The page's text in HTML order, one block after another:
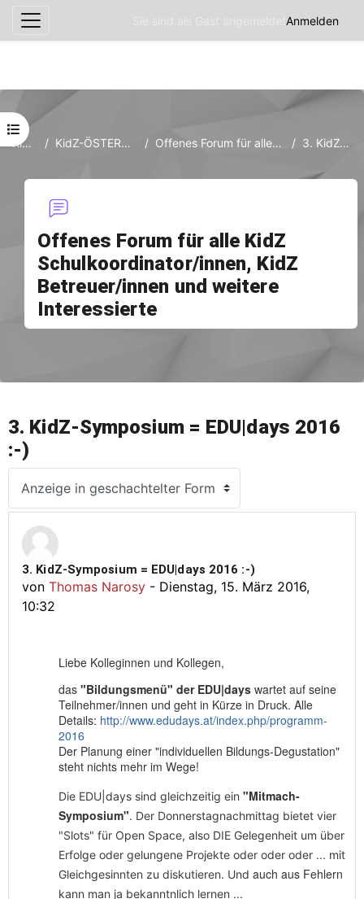
Anmelden
KidZ-ÖSTERREICH KidZ-ÖSTERREICH: Information, Kommunikation und Vernetzung Offenes Forum für alle KidZ Schulkoordinator/innen, KidZ Betreuer/innen und weitere Interessierte 3. KidZ-Symposium = EDU|days 2016 :-)
Offenes Forum für alle KidZ
Schulkoordinator/innen, KidZ
Betreuer/innen und weitere
Interessierte
Kursindex öffnen
3. KidZ-Symposium = EDU|days 2016
:-)
3. KidZ-Symposium = EDU|days 2016 :-)
von Thomas Narosy - Dienstag, 15. März 2016,
10:32
Anzahl Antworten: 0
Liebe Kolleginnen und Kollegen,
das "Bildungsmenü" der EDU|days wartet auf seine
Teilnehmer/innen und geht in Kürze in Druck. Alle
Details: http://www.edudays.at/index.php/programm-
2016
Der Planung einer "individuellen Bildungs-Degustation"
steht nichts mehr im Wege!
Die EDU|days sind gleichzeitig ein "Mitmach-
Symposium". Der Donnerstagnachmittag bietet vier
"Slots" für Open Space, also DIE Gelegenheit um über
Erfolge oder gelungene Projekte oder oder oder ... mit
Gleichgesinnten zu diskutieren. Und auch aus Fehlern
kann man ja bekanntnlich lernen ...